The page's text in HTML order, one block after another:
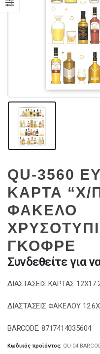
QU-3560
ΚΑΡΤΑ “Χ/
ΦΑΚΕΛΟ
ΓΚΟΦΡΕ
Συνδεθείτε για
ΔΙΑΣΤΑΣΕΙΣ ΚΑΡΤΑΣ
ΔΙΑΣΤΑΣΕΙΣ ΦΑΚΕΛΟΥ
BARCODE: 8717414035604
Κωδικός προϊόντος: QU-04